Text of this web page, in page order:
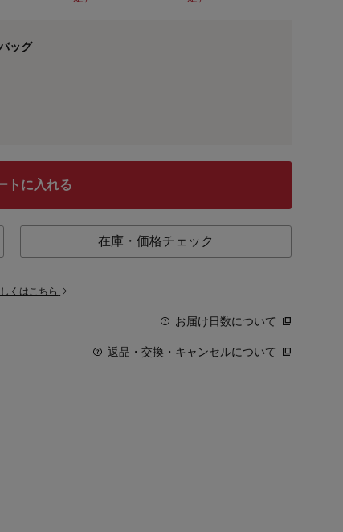
ッグ
トに入れる
在庫・価格チェック
くはこちら
お届け日数について
返品・交換・キャンセルについて